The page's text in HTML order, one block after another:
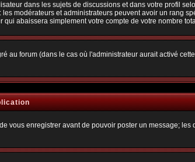
dans les sujets de discussions et dans votre profil
modérateurs et administrateurs peuvent avoir un rang
abaissera simplement votre compte de votre nombre
forum (dans le cas où l'administrateur aurait activé
enregistrer avant de pouvoir poster un message;